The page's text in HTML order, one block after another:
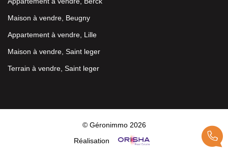
Maison à vendre, Beugny
Appartement à vendre, Lille
Maison à vendre, Saint leger
Terrain à vendre, Saint leger
© Géronimmo 2026
Réalisation